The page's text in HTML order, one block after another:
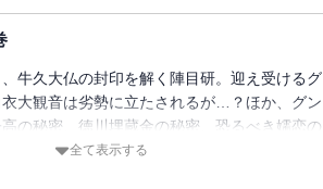
牛久大仏の封印を解く陣目研。迎え受けるグ
大観音は劣勢に立たされるが…？ほか、グン
の秘密、徳川埋蔵金の秘密、恐るべき嬬恋の
んの秘密などなど、グンマネタ超満載！
全て表示する